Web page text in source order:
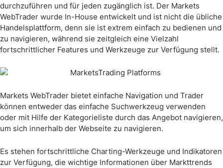
durchzuführen und für jeden zugänglich ist. Der Markets
WebTrader wurde In-House entwickelt und ist nicht die übliche
Handelsplattform, denn sie ist extrem einfach zu bedienen und
zu navigieren, während sie zeitgleich eine Vielzahl
fortschrittlicher Features und Werkzeuge zur Verfügung stellt.
Markets WebTrader bietet einfache Navigation und Trader
können entweder das einfache Suchwerkzeug verwenden
oder mit Hilfe der Kategorieliste durch das Angebot navigieren,
um sich innerhalb der Webseite zu navigieren.
Es stehen fortschrittliche Charting-Werkzeuge und Indikatoren
zur Verfügung, die wichtige Informationen über Markttrends